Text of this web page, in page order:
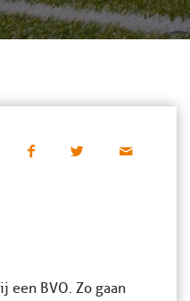
een BVO. Zo gaan